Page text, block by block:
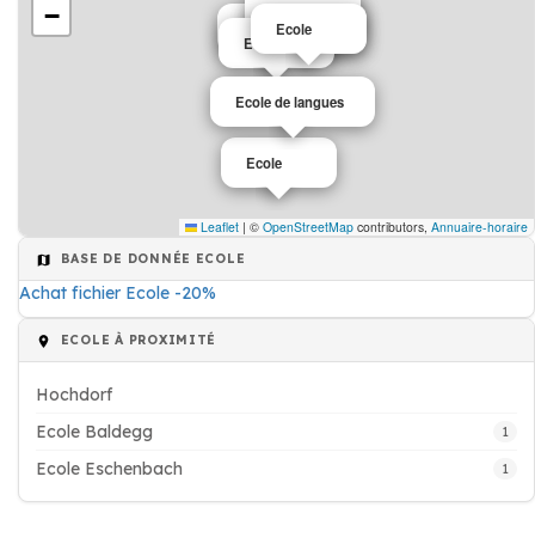
EcoleEcole
Ecole
Ecole
Ecole
Ecole de langues
−
Leaflet | © OpenStreetMap contributors, Annuaire-horaire
BASE DE DONNÉE ECOLE
Achat fichier Ecole -20%
ECOLE À PROXIMITÉ
Hochdorf
Ecole Baldegg
1
Ecole Eschenbach 1